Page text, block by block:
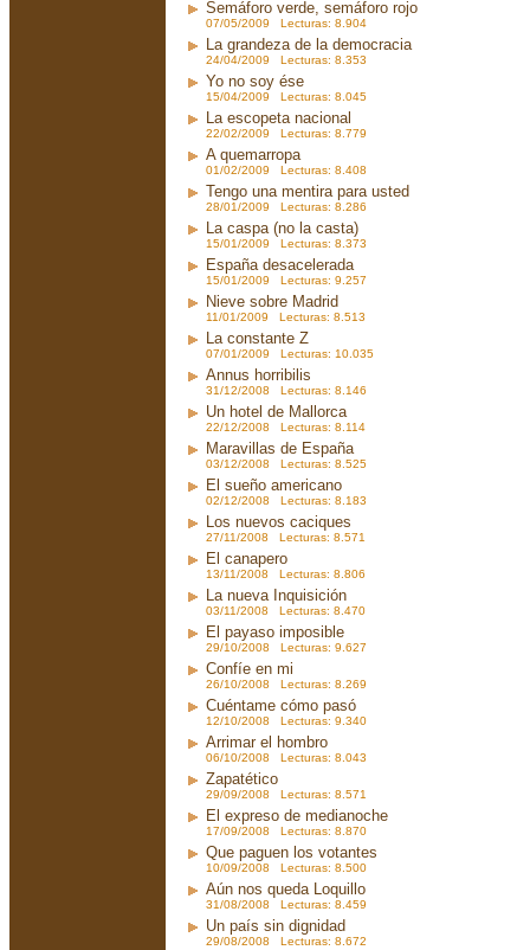
Semáforo verde, semáforo rojo
07/05/2009 Lecturas: 8.904
La grandeza de la democracia
24/04/2009 Lecturas: 8.353
Yo no soy ése
15/04/2009 Lecturas: 8.045
La escopeta nacional
22/02/2009 Lecturas: 8.779
A quemarropa
01/02/2009 Lecturas: 8.408
Tengo una mentira para usted
28/01/2009 Lecturas: 8.286
La caspa (no la casta)
15/01/2009 Lecturas: 8.373
España desacelerada
15/01/2009 Lecturas: 9.257
Nieve sobre Madrid
11/01/2009 Lecturas: 8.513
La constante Z
07/01/2009 Lecturas: 10.035
Annus horribilis
31/12/2008 Lecturas: 8.146
Un hotel de Mallorca
22/12/2008 Lecturas: 8.114
Maravillas de España
03/12/2008 Lecturas: 8.525
El sueño americano
02/12/2008 Lecturas: 8.183
Los nuevos caciques
27/11/2008 Lecturas: 8.571
El canapero
13/11/2008 Lecturas: 8.806
La nueva Inquisición
03/11/2008 Lecturas: 8.470
El payaso imposible
29/10/2008 Lecturas: 9.627
Confíe en mi
26/10/2008 Lecturas: 8.269
Cuéntame cómo pasó
12/10/2008 Lecturas: 9.340
Arrimar el hombro
06/10/2008 Lecturas: 8.043
Zapatético
29/09/2008 Lecturas: 8.571
El expreso de medianoche
17/09/2008 Lecturas: 8.870
Que paguen los votantes
10/09/2008 Lecturas: 8.500
Aún nos queda Loquillo
31/08/2008 Lecturas: 8.459
Un país sin dignidad
29/08/2008 Lecturas: 8.672